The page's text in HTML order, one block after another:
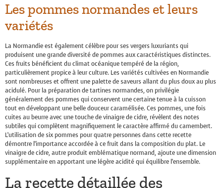
Les pommes normandes et leurs
variétés
La Normandie est également célèbre pour ses vergers luxuriants qui
produisent une grande diversité de pommes aux caractéristiques distinctes.
Ces fruits bénéficient du climat océanique tempéré de la région,
particulièrement propice à leur culture. Les variétés cultivées en Normandie
sont nombreuses et offrent une palette de saveurs allant du plus doux au plus
acidulé. Pour la préparation de tartines normandes, on privilégie
généralement des pommes qui conservent une certaine tenue à la cuisson
tout en développant une belle douceur caramélisée. Ces pommes, une fois
cuites au beurre avec une touche de vinaigre de cidre, révèlent des notes
subtiles qui complètent magnifiquement le caractère affirmé du camembert.
L’utilisation de six pommes pour quatre personnes dans cette recette
démontre l’importance accordée à ce fruit dans la composition du plat. Le
vinaigre de cidre, autre produit emblématique normand, ajoute une dimension
supplémentaire en apportant une légère acidité qui équilibre l’ensemble.
La recette détaillée des